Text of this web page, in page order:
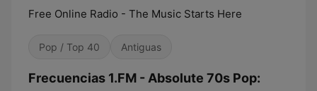
Free Online Radio - The Music Starts Here
Pop / Top 40 Antiguas
Frecuencias 1.FM - Absolute 70s Pop: